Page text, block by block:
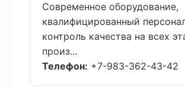
Современное оборудование,
квалифицированный
контроль качества на всех
произ...
Телефон: +7-983-362-43-42